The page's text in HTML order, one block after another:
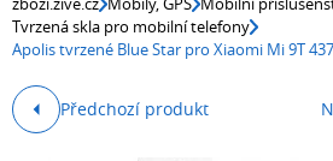
Tvrzená skla pro mobilní telefony
Apolis tvrzené Blue Star pro Xiaomi Mi 9T
Předchozí produkt